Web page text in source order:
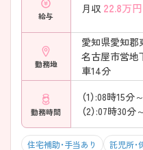
給与
月収 22.8万
勤務地
愛知県愛知郡
名古屋市営地
車14分
勤務時間
（1）:08時15分
（2）:07時30分
住宅補助・手当あり 託児所・